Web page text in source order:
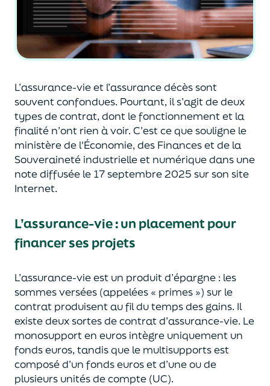
L’assurance-vie et l’assurance décès sont
souventconfondues. Pourtant, il s’agit de deux
types de contrat, dont le fonctionnement et la
finalité n’ont rien à voir. C’est ce que souligne le
ministère de l'Économie, des Financeset de la
Souveraineté industrielle et numériquedans une
note diffusée le 17 septembre 2025 sur son site
Internet.
L’assurance-vie : un placement pour
financer ses projets
L’assurance-vie est un produit d’épargne : les
sommes versées (appelées « primes ») sur le
contrat produisent au fil du temps des gains. Il
existe deux sortesde contrat d’assurance-vie. Le
monosupport en euros intègre uniquement un
fonds euros, tandis que le multisupports est
composé d’un fonds euros et d’une ou de
plusieurs unités de compte (UC).